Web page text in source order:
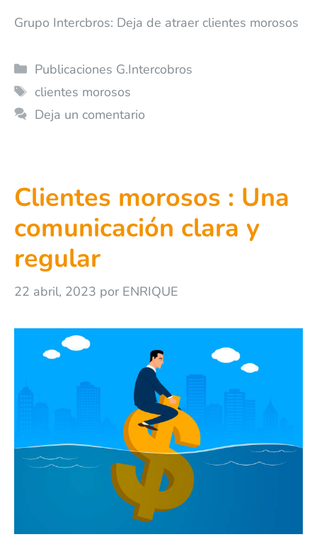
Grupo Intercbros: Deja de atraer clientes morosos
Publicaciones G.Intercobros
clientes morosos
Deja un comentario
Clientes morosos : Una
comunicación clara y
regular
22 abril, 2023 por ENRIQUE